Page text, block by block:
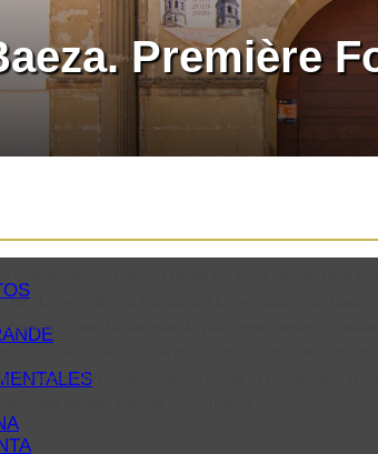
Première
une ancienne maison noble du XVIe siècle, bien
de l'Université. La Fondation Universitaire de
devinrent une Université, la plus importante
XXe siècle, le conseil municipal a réhabilité une
à travers la conservation, l'étude et l'exposition
delà de ses rues et monuments.